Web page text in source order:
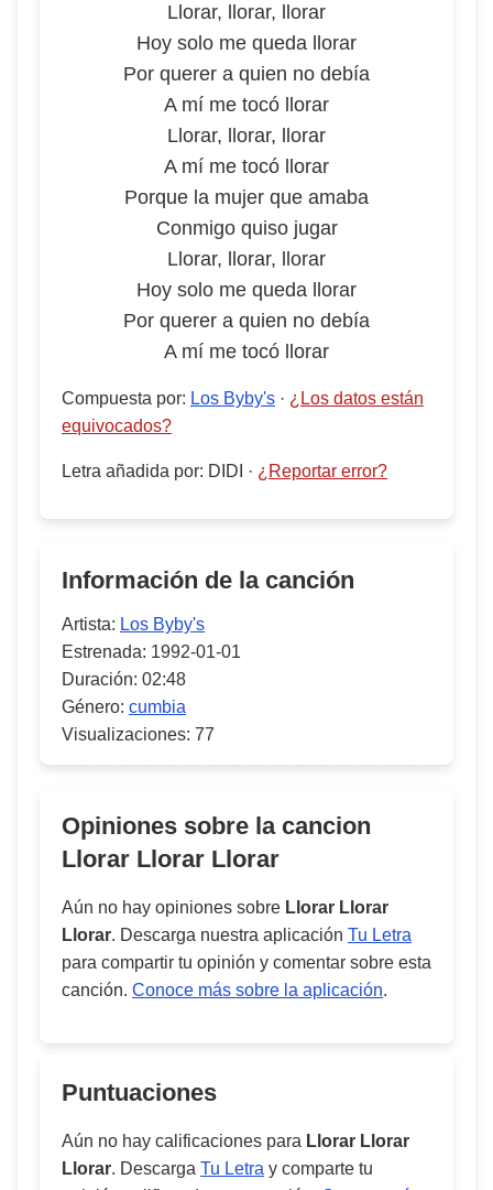
Llorar, llorar, llorar
Hoy solo me queda llorar
Por querer a quien no debía
A mí me tocó llorar
Llorar, llorar, llorar
A mí me tocó llorar
Porque la mujer que amaba
Conmigo quiso jugar
Llorar, llorar, llorar
Hoy solo me queda llorar
Por querer a quien no debía
A mí me tocó llorar
Compuesta por: Los Byby's · ¿Los datos están
equivocados?
Letra añadida por: DIDI · ¿Reportar error?
Información de la canción
Artista: Los Byby's
Estrenada: 1992-01-01
Duración: 02:48
Género: cumbia
Visualizaciones: 77
Opiniones sobre la cancion
Llorar Llorar Llorar
Aún no hay opiniones sobre Llorar Llorar
Llorar. Descarga nuestra aplicación Tu Letra
para compartir tu opinión y comentar sobre esta
canción. Conoce más sobre la aplicación.
Puntuaciones
Aún no hay calificaciones para Llorar Llorar
Llorar. Descarga Tu Letra y comparte tu